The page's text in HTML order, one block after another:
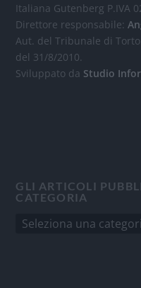
Italiana Gutenberg P.IVA
Direttore responsabile:
Aut. del Tribunale di
del 31/8/2010.
Sviluppato da Studio
GLI ARTICOLI
CATEGORIA